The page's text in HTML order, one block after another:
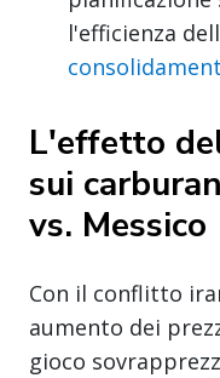
l'efficienza
L'effetto
sui
vs. Messico
Con il conflitto
aumento dei
gioco